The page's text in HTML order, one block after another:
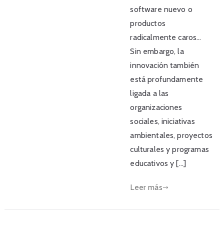
software nuevo o
productos
radicalmente caros…
Sin embargo, la
innovación también
está profundamente
ligada a las
organizaciones
sociales, iniciativas
ambientales, proyectos
culturales y programas
educativos y […]
Leer más